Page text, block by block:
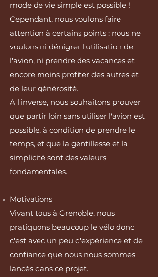
mode de vie simple est possible !
Cependant, nous voulons faire
attention à certains points : nous ne
voulons ni dénigrer l'utilisation de
l'avion, ni prendre des vacances et
encore moins profiter des autres et
de leur générosité.
A l'inverse, nous souhaitons prouver
que partir loin sans utiliser l'avion est
possible, à condition de prendre le
temps, et que la gentillesse et la
simplicité sont des valeurs
fondamentales.
Motivations
Vivant tous à Grenoble, nous
pratiquons beaucoup le vélo donc
c'est avec un peu d'expérience et de
confiance que nous nous sommes
lancés dans ce projet.